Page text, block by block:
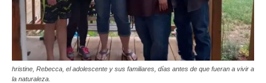
hristine, Rebecca, el adolescente y sus familiares, días antes de que fueran a vivir a
la naturaleza.